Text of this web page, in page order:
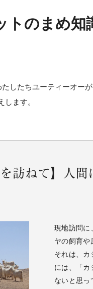
トのまめ知
したちユーティーオー
ます。
訪ねて】人
現地訪問に
ヤの飼育や
それは、カ
には、「カ
ないと思っ